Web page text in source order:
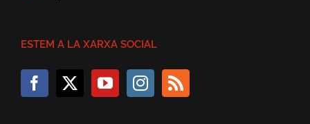
ESTEM A LA XARXA SOCIAL